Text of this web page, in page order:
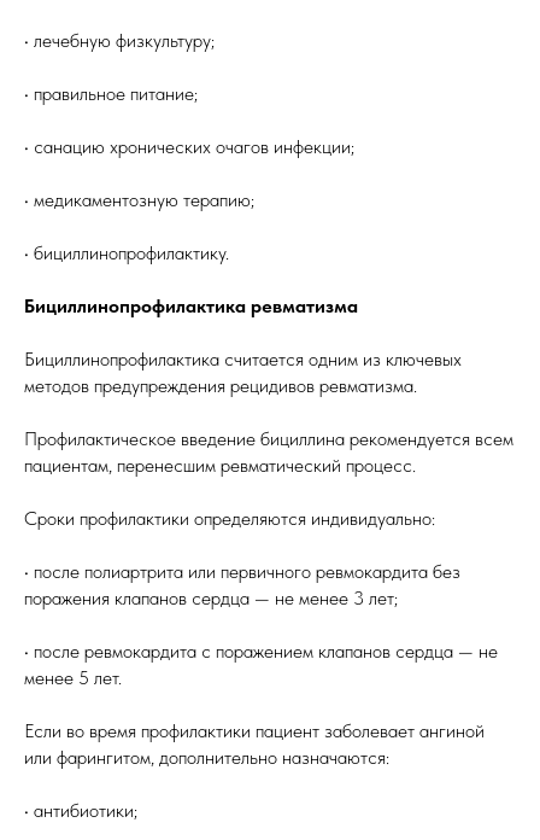
• лечебную физкультуру;
• правильное питание;
• санацию хронических очагов инфекции;
• медикаментозную терапию;
• бициллинопрофилактику.
Бициллинопрофилактика ревматизма
Бициллинопрофилактика считается одним из ключевых
методов предупреждения рецидивов ревматизма.
Профилактическое введение бициллина рекомендуется всем
пациентам, перенесшим ревматический процесс.
Сроки профилактики определяются индивидуально:
• после полиартрита или первичного ревмокардита без
поражения клапанов сердца — не менее 3 лет;
• после ревмокардита с поражением клапанов сердца — не
менее 5 лет.
Если во время профилактики пациент заболевает ангиной
или фарингитом, дополнительно назначаются:
• антибиотики;